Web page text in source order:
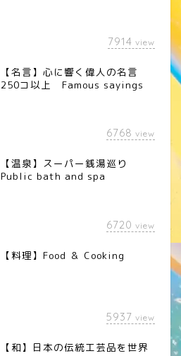
7914 view
【名言】心に響く偉人の名言
250コ以上 Famous sayings
6768 view
【温泉】スーパー銭湯巡り
Public bath and spa
6720 view
【料理】Food ＆ Cooking
5937 view
【和】日本の伝統工芸品を世界